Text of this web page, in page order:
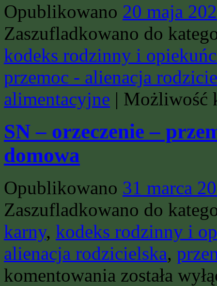
Opublikowano 20 maja
Zaszufladkowano do
kodeks rodzinny i
przemoc - alienacja
alimentacyjne | Możliwość
SN – orzeczenie –
domowa
Opublikowano 31 marca
Zaszufladkowano do
karny, kodeks rodzinny i
alienacja rodzicielska,
komentowania
–
została